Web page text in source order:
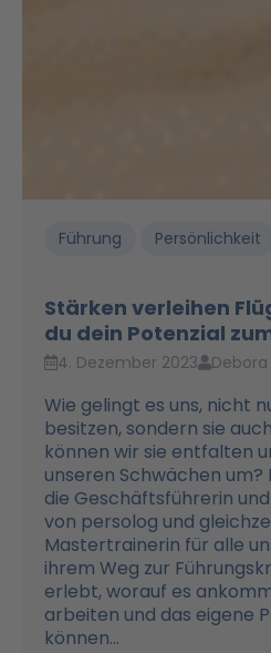
Führung Persönlichkeit
Stärken verleihen
du dein Potenzial
4. Dezember 2023
Wie gelingt es uns, nicht
besitzen, sondern sie
können wir sie entfalten
unseren Schwächen
die Geschäftsführerin
von persolog und
Mastertrainerin für alle
ihrem Weg zur
erlebt, worauf es
arbeiten und das eigene
können...